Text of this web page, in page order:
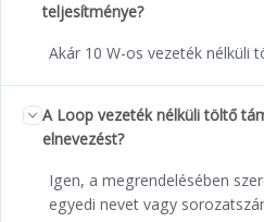
teljesítménye?
Akár 10 W-os vezeték nélküli
A Loop vezeték nélküli töltő
elnevezést?
Igen, a megrendelésében
egyedi nevet vagy